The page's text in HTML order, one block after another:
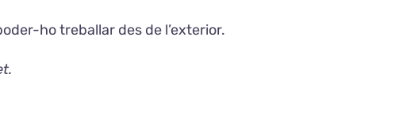
ho treballar des de l’exterior.